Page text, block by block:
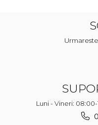
Luni - Vineri: